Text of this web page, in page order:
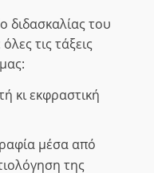
διδασκαλίας του
τις τάξεις
κι εκφραστική
μέσα από
της